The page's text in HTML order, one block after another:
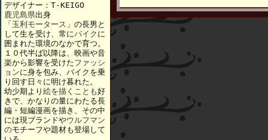
デザイナー：T-KEIGO
鹿児島県出身
「 玉利モータース 」の長男と
して生を受け、常にバイク に
囲まれた環境のなかで育つ。
１０代半ば以降は、映画や音
楽から影響を受けたファッシ
ョンに身を包み、バイクを乗
り回す日々に明け暮れた。
幼少期より 絵を描くことも好
きで、かなりの量にわたる長
編・短編漫画を描き、その中
には現ブランドやウルフマン
のモチーフや題材も登場して